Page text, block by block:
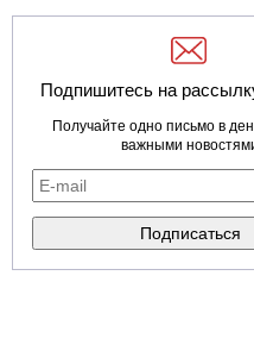
Подпишитесь на
Получайте одно письмо в
важными